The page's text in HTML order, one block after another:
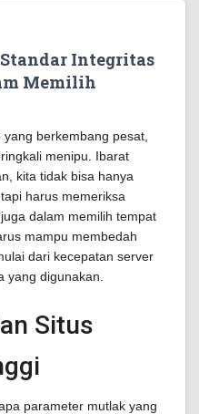
Integritas
Memilih
berkembang pesat,
menipu. Ibarat
kita tidak bisa hanya
harus memeriksa
dalam memilih tempat
mampu membedah
dari kecepatan server
yang digunakan.
Situs
parameter mutlak yang